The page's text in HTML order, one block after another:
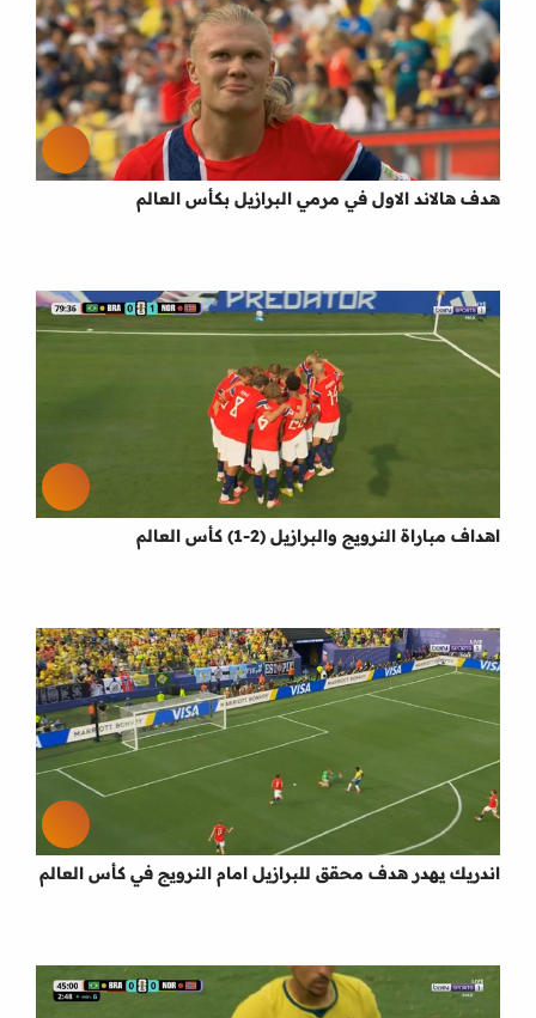
هدف هالاند الاول في مرمي البرازيل بكأس العالم
اهداف مباراة النرويج والبرازيل (2-1) كأس العالم
اندريك يهدر هدف محقق للبرازيل امام النرويج في كأس العالم